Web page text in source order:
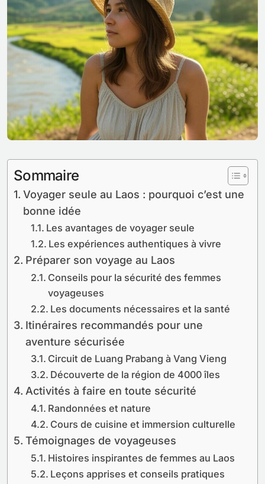
Sommaire
Voyager seule au Laos : pourquoi c’est une
bonne idée
Les avantages de voyager seule
Les expériences authentiques à vivre
Préparer son voyage au Laos
Conseils pour la sécurité des femmes
voyageuses
Les documents nécessaires et la santé
Itinéraires recommandés pour une
aventure sécurisée
Circuit de Luang Prabang à Vang Vieng
Découverte de la région de 4000 îles
Activités à faire en toute sécurité
Randonnées et nature
Cours de cuisine et immersion culturelle
Témoignages de voyageuses
Histoires inspirantes de femmes au Laos
Leçons apprises et conseils pratiques